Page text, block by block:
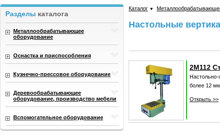
Разделы каталога
Металлообрабатывающее
оборудование
Оснастка и приспособления
Кузнечно-прессовое оборудование
Деревообрабатывающее
оборудование, производство мебели
Вспомогательное оборудование
Каталог ▼
Настольные
2М112
более 12
Открыть >>